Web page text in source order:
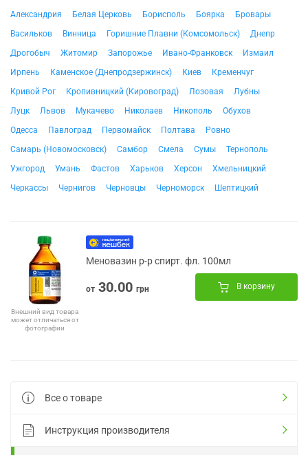
Александрия Белая Церковь Борисполь Боярка
Бровары
Васильков
Винница Горишние Плавни (Комсомольск)
Днепр
Дрогобыч
Житомир Запорожье Ивано-Франковск
Измаил
Ирпень
Каменское (Днепродзержинск) Киев
Кременчуг
Кривой Рог
Кропивницкий (Кировоград) Лозовая
Лубны
Луцк
Львов Мукачево Николаев Никополь
Обухов
Одесса
Павлоград Первомайск Полтава
Ровно
Самарь (Новомосковск)
Самбор Смела Сумы
Тернополь
Ужгород
Умань Фастов Харьков Херсон
Хмельницкий
Черкассы
Чернигов Черновцы Черноморск Шептицкий
Внешний вид товара
может отличаться от
фотографии
Меновазин р-р спирт. фл. 100мл
от 30.00 грн В корзину
Все о товаре
Инструкция производителя